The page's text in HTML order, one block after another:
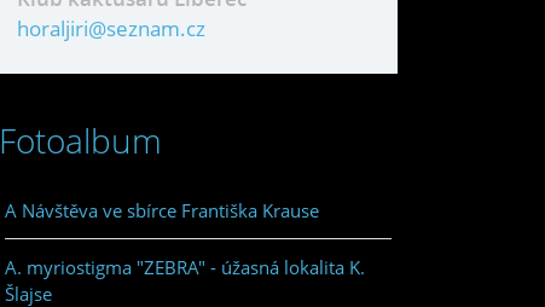
horaljiri@seznam.cz
Fotoalbum
A Návštěva ve sbírce Františka Krause
A. myriostigma "ZEBRA" - úžasná lokalita K.
Šlajse